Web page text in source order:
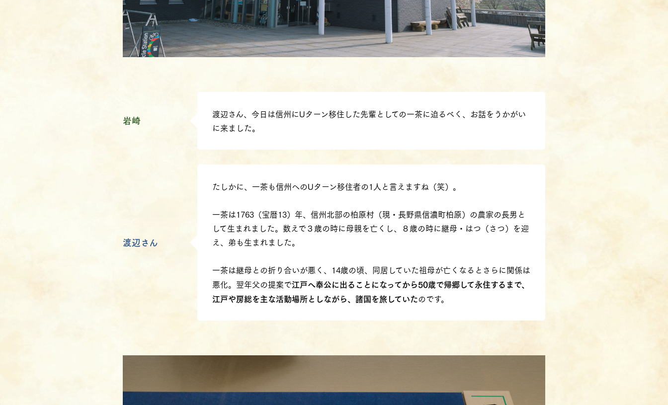
岩崎
渡辺さん、今日は信州にUターン移住した先輩としての一茶に迫るべく、お話をうかがい
に来ました。
渡辺さん
たしかに、一茶も信州へのUターン移住者の1人と言えますね（笑）。
一茶は1763（宝暦13）年、信州北部の柏原村（現・長野県信濃町柏原）の農家の長男と
して生まれました。数えで３歳の時に母親を亡くし、８歳の時に継母・はつ（さつ）を迎
え、弟も生まれました。
一茶は継母との折り合いが悪く、14歳の頃、同居していた祖母が亡くなるとさらに関係は
悪化。翌年父の提案で江戸へ奉公に出ることになってから50歳で帰郷して永住するまで、
江戸や房総を主な活動場所としながら、諸国を旅していたのです。